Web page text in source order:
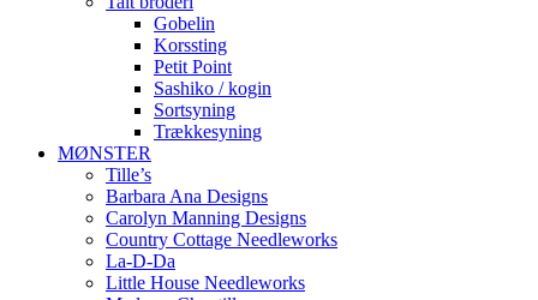
Gobelin
Korssting
Petit Point
Sashiko / kogin
Sortsyning
Trækkesyning
MØNSTER
Tille’s
Barbara Ana Designs
Carolyn Manning Designs
Country Cottage Needleworks
La-D-Da
Little House Needleworks